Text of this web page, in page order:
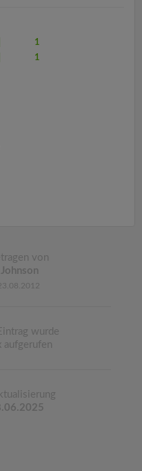
1
1
von
wurde
aufgerufen